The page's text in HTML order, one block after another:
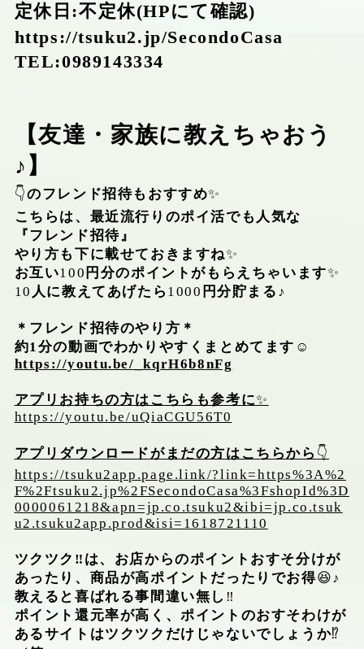
定休日:不定休(HPにて確認)
https://tsuku2.jp/SecondoCasa
TEL:0989143334
【友達・家族に教えちゃおう
♪】
👇のフレンド招待もおすすめ✨
こちらは、最近流行りのポイ活でも人気な
『フレンド招待』
やり方も下に載せておきますね✨
お互い100 円分のポイントがもらえちゃいます✨
10 人に教えてあげたら 1000 円分貯まる♪
＊フレンド招待のやり方＊
約1分の動画でわかりやすくまとめてます ☺️
https://youtu.be/_kqrH6b8nFg
アプリお持ちの方はこちらも参考に✨
https://youtu.be/uQiaCGU56T0
アプリダウンロードがまだの方はこちらから 👇
https://tsuku2app.page.link/?link=https%3A%2
F%2Ftsuku2.jp%2FSecondoCasa%3FshopId%3D
0000061218&apn=jp.co.tsuku2&ibi=jp.co.tsuk
u2.tsuku2app.prod&isi=1618721110
ツクツク‼︎は、お店からのポイントおすそ分けが
あったり、商品が高ポイントだったりでお得😆♪
教えると喜ばれる事間違い無し ‼️
ポイント還元率が高く、ポイントのおすそわけが
あるサイトはツクツクだけじゃないでしょうか⁉️